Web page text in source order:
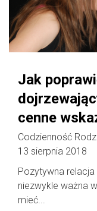
Jak
cenne
Codzienność
13 sierpnia 2018
Pozytywna
niezwykle ważna
mieć...